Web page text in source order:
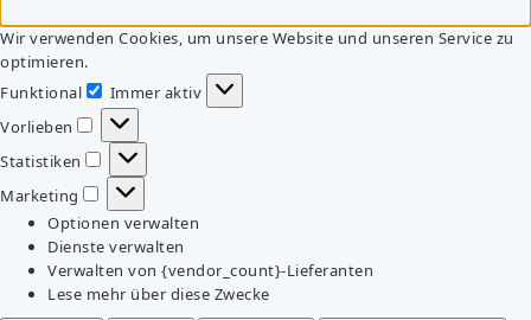
Wir verwenden Cookies, um unsere Website und unseren Service zu
optimieren.
Funktional
Funktional
Immer aktiv
Vorlieben
Vorlieben
Statistiken
Statistiken
Marketing
Marketing
Optionen verwalten
Dienste verwalten
Verwalten von {vendor_count}-Lieferanten
Lese mehr über diese Zwecke